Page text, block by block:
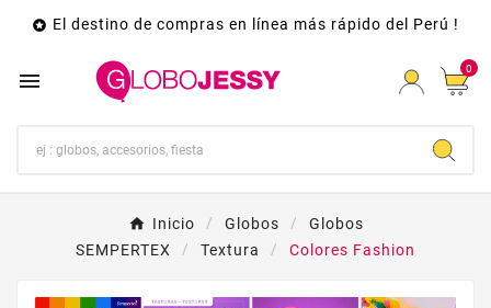
 El destino de compras en línea más rápido del Perú !
 0
Inicio Globos
Globos
SEMPERTEX
Textura Colores Fashion